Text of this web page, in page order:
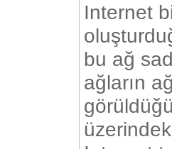
Internet
bu ağ
ağların